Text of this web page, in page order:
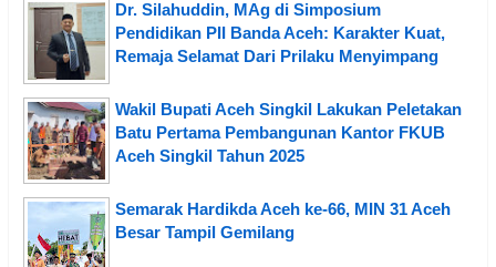
Dr. Silahuddin, MAg di Simposium
Pendidikan PII Banda Aceh: Karakter Kuat,
Remaja Selamat Dari Prilaku Menyimpang
Wakil Bupati Aceh Singkil Lakukan Peletakan
Batu Pertama Pembangunan Kantor FKUB
Aceh Singkil Tahun 2025
Semarak Hardikda Aceh ke-66, MIN 31 Aceh
Besar Tampil Gemilang